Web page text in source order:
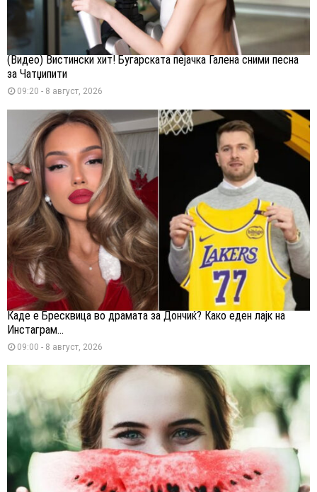
(Видео) Вистински хит! Бугарската пејачка Галена сними песна
за Чатџипити
09:20 - 8 август, 2026
Каде е Бресквица во драмата за Дончиќ? Како еден лајк на
Инстаграм...
09:00 - 8 август, 2026